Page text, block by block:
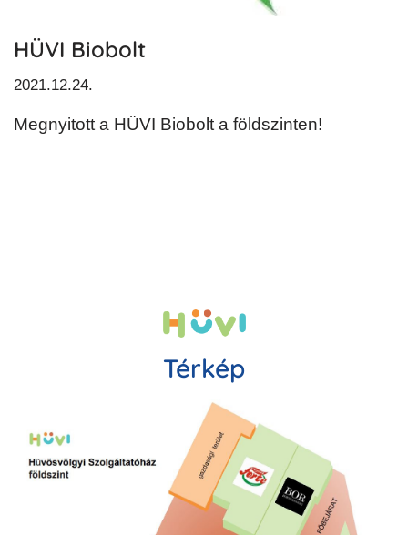
HÜVI Biobolt
2021.12.24.
Megnyitott a HÜVI Biobolt a földszinten!
Térkép